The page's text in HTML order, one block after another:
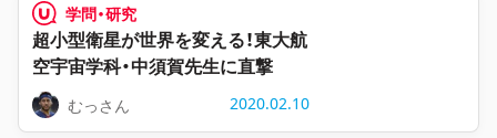
学問・研究
超小型衛星が世界を変える！東大航
空宇宙学科・中須賀先生に直撃
むっさん 2020.02.10